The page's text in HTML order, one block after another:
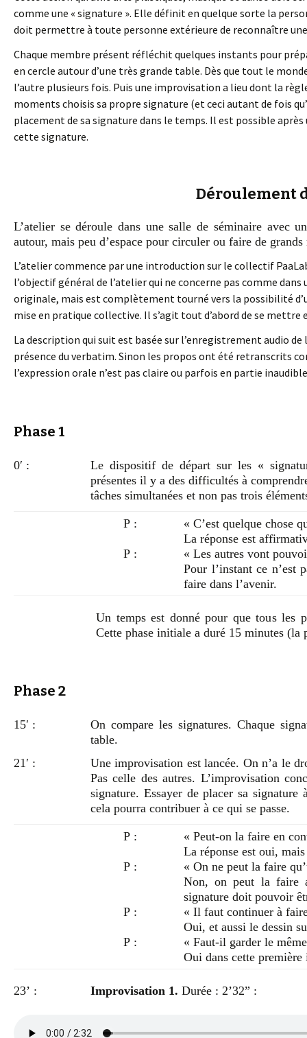
comme une « signature ». Elle définit en quelque sorte la
doit permettre à toute personne extérieure de reconnaître
Chaque membre présent réfléchit quelques instants pour
en cercle autour d’une très grande table. Dès que tout le
l’autre plusieurs fois. Puis une improvisation a lieu dont la
moments choisis sa propre signature (et ceci autant de fois
placement de sa signature dans le temps. Il est possible
cette signature.
Déroulement
L’atelier se déroule dans une salle de séminaire avec
autour, mais peu d’espace pour circuler ou faire de
L’atelier commence par une introduction sur le collectif
l’objectif général de l’atelier qui ne concerne pas comme
originale, mais est complètement tourné vers la possibilité
mise en pratique collective. Il s’agit tout d’abord de se mettre
La description qui suit est basée sur l’enregistrement audio
présence du verbatim. Sinon les propos ont été retranscrits
l’expression orale n’est pas claire ou parfois en partie inaudible
Phase 1
0′ :
Le dispositif de départ sur les «
présentes il y a des difficultés à
tâches simultanées et non pas trois
P :
« C’est quelque chose
La réponse est
P :
« Les autres vont
Pour l’instant ce
faire dans l’avenir.
Un temps est donné pour que tous les
Cette phase initiale a duré 15 minutes (la
Phase 2
15′ :
On compare les signatures. Chaque
table.
21′ :
Une improvisation est lancée. On n’a le
Pas celle des autres. L’improvisation
signature. Essayer de placer sa
cela pourra contribuer à ce qui se passe.
P :
« Peut-on la faire en
La réponse est oui,
P :
« On ne peut la faire
Non, on peut la faire
signature doit pouvoir
P :
« Il faut continuer à
Oui, et aussi le dessin
P :
« Faut-il garder le
Oui dans cette
23’ : Improvisation 1. Durée : 2’32” :